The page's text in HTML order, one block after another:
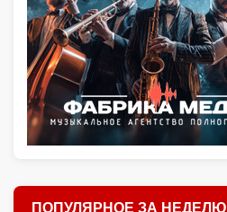
ПОПУЛЯРНОЕ ЗА НЕДЕЛЮ